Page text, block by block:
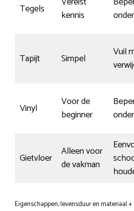
Tegels
kennis
Tapijt Simpel
Vuil
Vinyl
Voor de
beginner
Gietvloer
Alleen voor
de vakman
Eigenschappen, levensduur en materiaal